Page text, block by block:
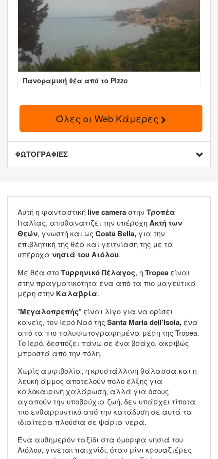
Πανοραμική θέα από το Pizzo
Όλες οι Web Κάμερες
ΦΩΤΟΓΡΑΦΙΕΣ
Αυτή η φανταστική live camera στην Τροπέα
Ιταλίας, αποθανατιζει την υπέροχηΑκτή των
Θεών, γνωστή και ως Costa Bella, για την
επιβλητική της θέα και γειτνίασή της με τα
υπέροχα νησιά του Αιόλου.
Με θέα στοΤυρρηνικό Πέλαγος, ηTropea είναι
στην πραγματικότητα ένα από τα πιο μαγευτικά
μέρη στην Καλαβρία.
"Μεγαλοπρεπής" είναι λίγο για να ορίσει
κανείς, τον Ιερό Ναό της Santa Maria dell'Isola, ένα
από τα πιο πολυφωτογραφημένα μέρη της Tropea.
Το Ιερό, δεσπόζει πάνω σε ένα βράχο, ακριβώς
μπροστά από την πόλη.
Χωρίς αμφιβολία, η κρυστάλλινη θάλασσα και η
λευκή άμμος αποτελούν πόλο έλξης για
καλοκαιρινή χαλάρωση, αλλά για όσους
αγαπούν την υποβρύχια ζωή, δεν υπάρχει τίποτα
πιο ενθαρρυντικό από την κατάδυση σε αυτά τα
ιδιαίτερα πλούσια σε ψάρια νερά.
Ένα αυθημερόν ταξίδι στα όμορφα νησιά του
Αιόλου, γινεται παιχνίδι, όταν μίνι κρουαζιέρες